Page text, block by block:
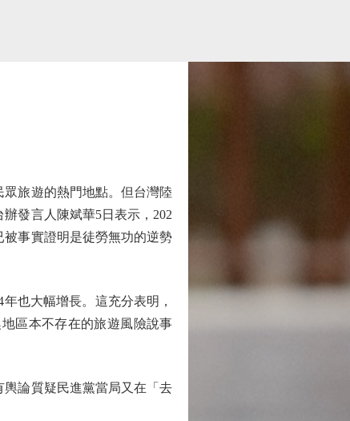
旅遊的熱門地點。但台灣陸
發言人陳斌華5日表示，202
事實證明是徒勞無功的逆勢
也大幅增長。這充分表明，
區本不存在的旅遊風險說事
論質疑民進黨當局又在「去